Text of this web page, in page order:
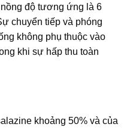
độ tương ứng là 6
chuyển tiếp và phóng
không phụ thuộc vào
khi sự hấp thu toàn
khoảng 50% và của